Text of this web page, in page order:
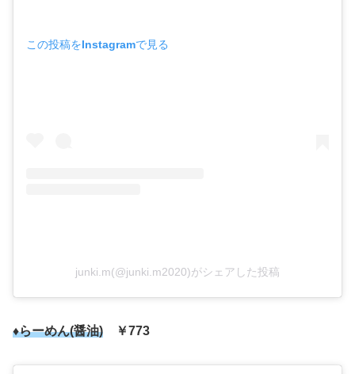
この投稿をInstagramで見る
junki.m(@junki.m2020)がシェアした投稿
♦らーめん(醤油) ￥773